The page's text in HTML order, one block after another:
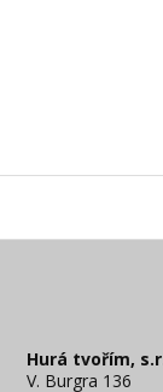
Hurá tvořím,
V. Burgra 136